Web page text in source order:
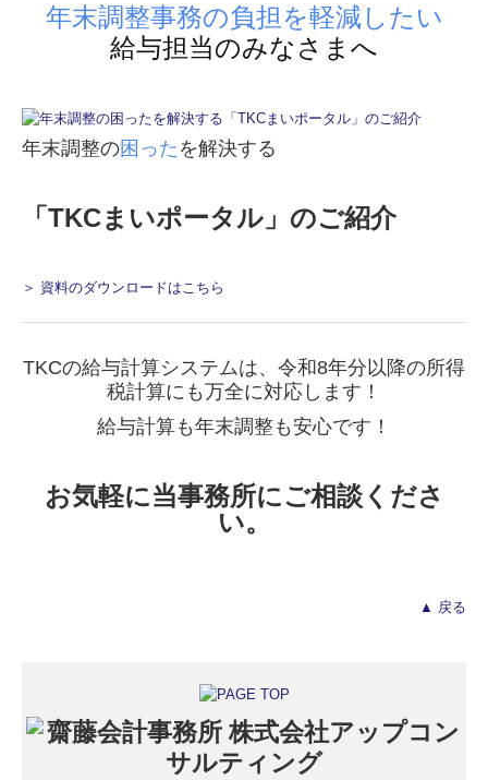
年末調整事務の負担を軽減したい
給与担当のみなさまへ
年末調整の困った を解決する
「TKCまいポータル」のご紹介
＞ 資料のダウンロードはこちら
TKCの給与計算システムは、令和8年分以降の所得
税計算にも万全に対応します！
給与計算も年末調整も安心です！
お気軽に当事務所にご相談くださ
い。
▲ 戻る